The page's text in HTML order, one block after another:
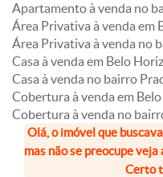
Apartamento à venda no
Área Privativa à venda em
Área Privativa à venda no
Casa à venda em Belo
Casa à venda no bairro
Cobertura à venda em
Cobertura à venda no
Olá, o imóvel que
mas não se preocupe
Certo